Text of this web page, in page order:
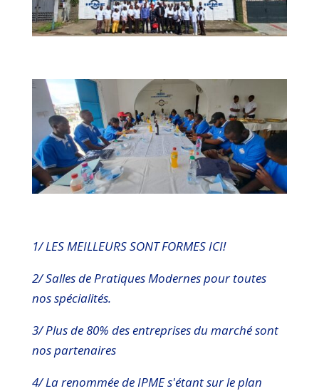
1/ LES MEILLEURS SONT FORMES ICI!
2/ Salles de Pratiques Modernes pour toutes
nos spécialités.
3/ Plus de 80% des entreprises du marché sont
nos partenaires
4/ La renommée de IPME s'étant sur le plan